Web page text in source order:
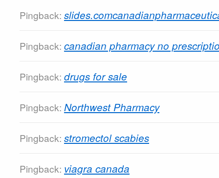
Pingback:
Pingback: canadian pharmacy no
Pingback: drugs for sale
Pingback: Northwest Pharmacy
Pingback: stromectol scabies
Pingback: viagra canada